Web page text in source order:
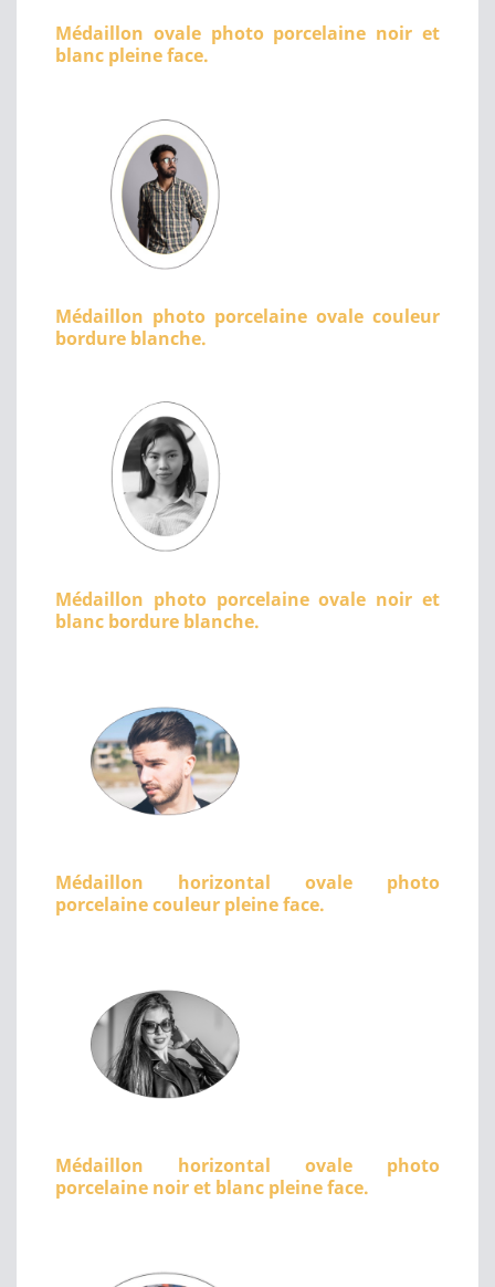
Médaillon ovale photo porcelaine noir et
blanc pleine face.
Médaillon photo porcelaine ovale couleur
bordure blanche.
Médaillon photo porcelaine ovale noir et
blanc bordure blanche.
Médaillon horizontal ovale photo
porcelaine couleur pleine face.
Médaillon horizontal ovale photo
porcelaine noir et blanc pleine face.